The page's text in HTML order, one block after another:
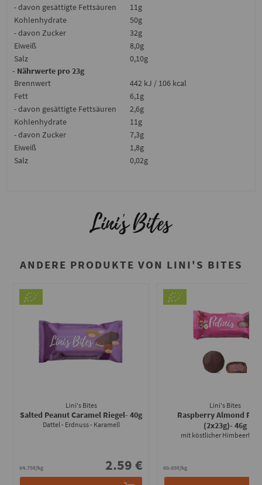
- davon gesättigte Fettsäuren
11g
Kohlenhydrate
50g
- davon Zucker
32g
Eiweiß
8,0g
Salz
0,10g
- Nährwerte pro 23g
Brennwert
442 kJ / 106 kcal
Fett
6,1g
- davon gesättigte Fettsäuren
2,6g
Kohlenhydrate
11g
- davon Zucker
7,3g
Eiweiß
1,8g
Salz
0,02g
ANDERE PRODUKTE VON LINI'S BITES
Lini's Bites
Salted Peanut Caramel Riegel- 40g
Dattel - Erdnuss - Karamell
64.75€/kg 2.59 €
Lini's Bites
Raspberry Almond
(2x23g)- 46g
mit köstlicher
60.65€/kg